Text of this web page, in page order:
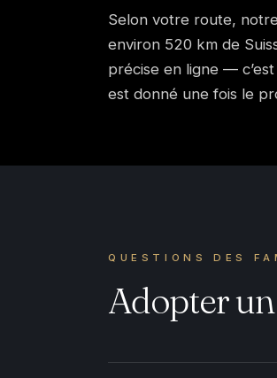
Selon votre route,
environ 520 km de
précise en ligne —
est donné une fois le
QUESTIONS DES
Adopter un